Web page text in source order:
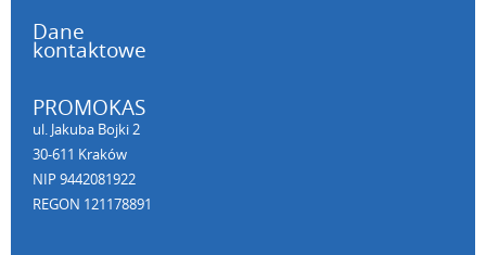
Dane
kontaktowe
PROMOKAS
ul. Jakuba Bojki 2
30-611 Kraków
NIP 9442081922
REGON 121178891